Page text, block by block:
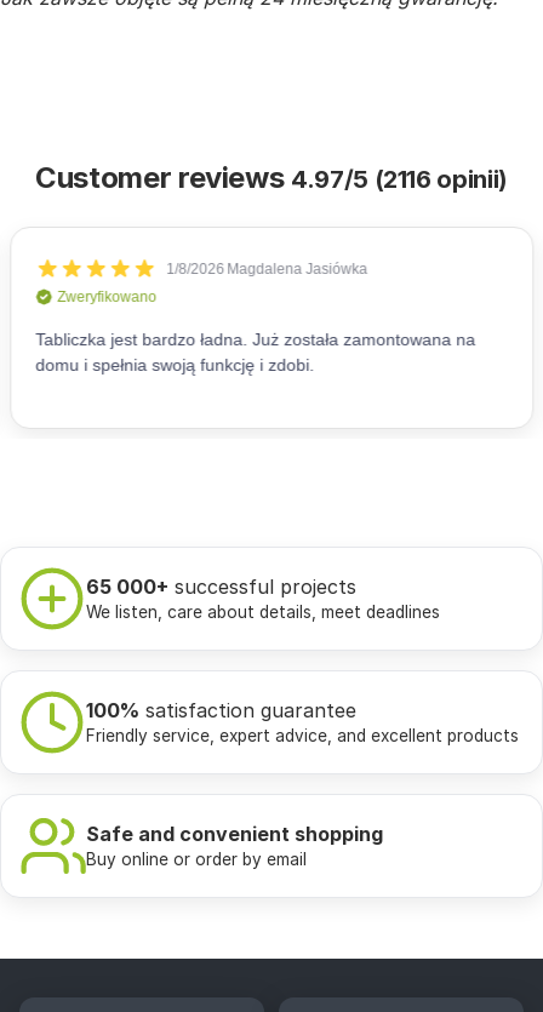
Customer reviews 4.97/5 (2116 opinii)
65 000+ successful projects
We listen, care about details, meet deadlines
100% satisfaction guarantee
Friendly service, expert advice, and excellent products
Safe and convenient shopping
Buy online or order by email